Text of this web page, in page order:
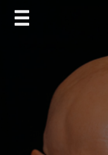
Skip